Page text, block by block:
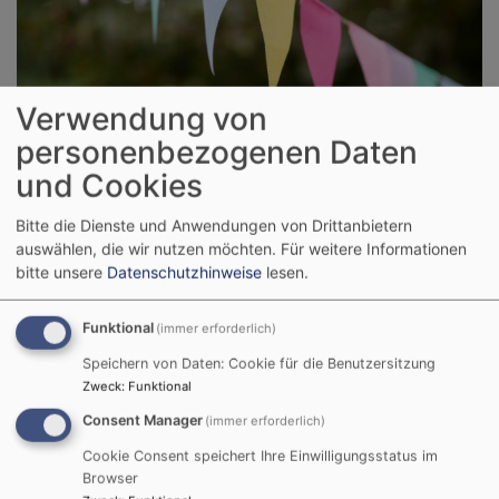
Sie wollen stets informiert sein? Dann schauen Sie
regelmäßig vorbei und verpassen keine Veranstaltung
und keine Neuigkeiten aus dem Dekanat.
Verwendung von
personenbezogenen Daten
und Cookies
Bitte die Dienste und Anwendungen von Drittanbietern
auswählen, die wir nutzen möchten. Für weitere Informationen
bitte unsere Datenschutzhinweise lesen.
Funktional (immer erforderlich)
Speichern von Daten: Cookie für die Benutzersitzung
Zweck: Funktional
Consent Manager (immer erforderlich)
Cookie Consent speichert Ihre Einwilligungsstatus im
Browser